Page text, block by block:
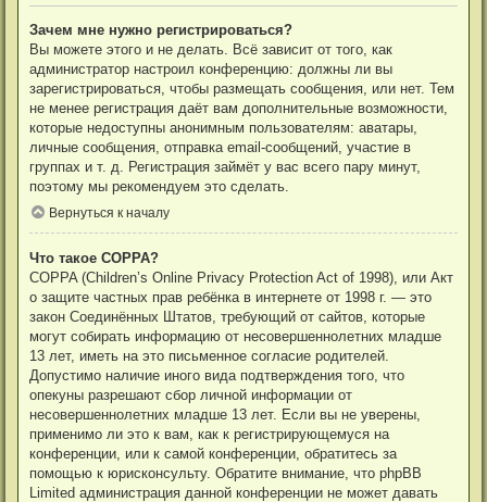
Зачем мне нужно регистрироваться?
Вы можете этого и не делать. Всё зависит от того, как
администратор настроил конференцию: должны ли вы
зарегистрироваться, чтобы размещать сообщения, или нет. Тем
не менее регистрация даёт вам дополнительные возможности,
которые недоступны анонимным пользователям: аватары,
личные сообщения, отправка email-сообщений, участие в
группах и т. д. Регистрация займёт у вас всего пару минут,
поэтому мы рекомендуем это сделать.
Вернуться к началу
Что такое COPPA?
COPPA (Children’s Online Privacy Protection Act of 1998), или Акт
о защите частных прав ребёнка в интернете от 1998 г. — это
закон Соединённых Штатов, требующий от сайтов, которые
могут собирать информацию от несовершеннолетних младше
13 лет, иметь на это письменное согласие родителей.
Допустимо наличие иного вида подтверждения того, что
опекуны разрешают сбор личной информации от
несовершеннолетних младше 13 лет. Если вы не уверены,
применимо ли это к вам, как к регистрирующемуся на
конференции, или к самой конференции, обратитесь за
помощью к юрисконсульту. Обратите внимание, что phpBB
Limited администрация данной конференции не может давать